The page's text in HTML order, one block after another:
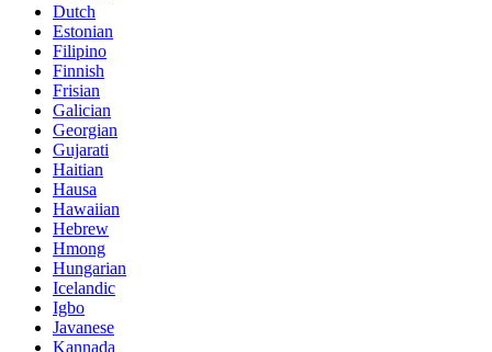
Dutch
Estonian
Filipino
Finnish
Frisian
Galician
Georgian
Gujarati
Haitian
Hausa
Hawaiian
Hebrew
Hmong
Hungarian
Icelandic
Igbo
Javanese
Kannada